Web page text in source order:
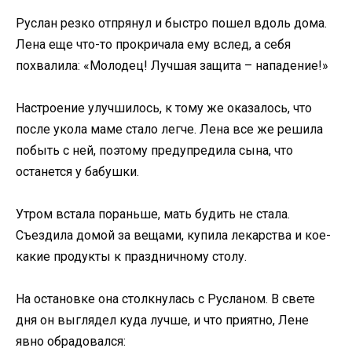
Руслан резко отпрянул и быстро пошел вдоль дома.
Лена еще что-то прокричала ему вслед, а себя
похвалила: «Молодец! Лучшая защита – нападение!»
Настроение улучшилось, к тому же оказалось, что
после укола маме стало легче. Лена все же решила
побыть с ней, поэтому предупредила сына, что
останется у бабушки.
Утром встала пораньше, мать будить не стала.
Съездила домой за вещами, купила лекарства и кое-
какие продукты к праздничному столу.
На остановке она столкнулась с Русланом. В свете
дня он выглядел куда лучше, и что приятно, Лене
явно обрадовался: